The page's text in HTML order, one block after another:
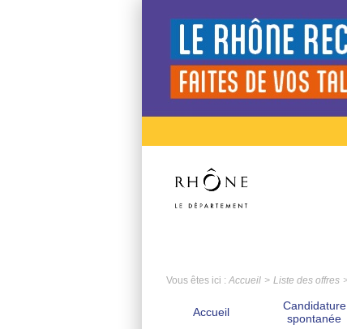
Vous êtes ici : Accueil Liste des offres
Accueil
Candidature
spontanée